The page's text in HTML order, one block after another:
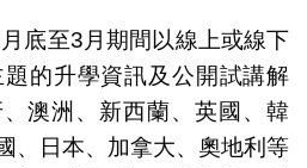
底至3月期間以線上或線下
的升學資訊及公開試講解
澳洲、新西蘭、英國、韓
、日本、加拿大、奧地利等